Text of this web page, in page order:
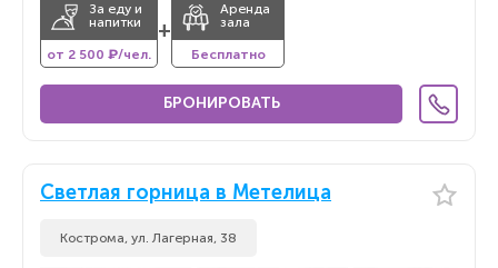
За еду и
напитки
от 2 500 ₽/чел.
+
Аренда
зала
Бесплатно
БРОНИРОВАТЬ
Светлая горница в Метелица
Кострома, ул. Лагерная, 38